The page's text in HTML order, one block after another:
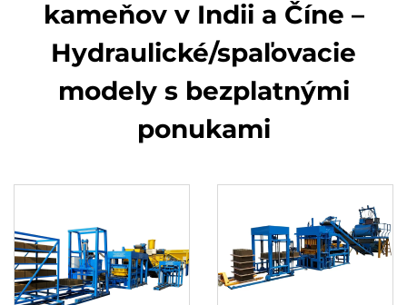
kameňov v Indii a Číne –
Hydraulické/spaľovacie
modely s bezplatnými
ponukami